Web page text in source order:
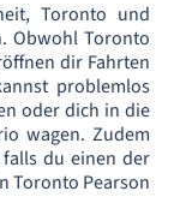
Toronto und
Obwohl Toronto
dir Fahrten
problemlos
oder dich in die
wagen. Zudem
du einen der
Toronto Pearson